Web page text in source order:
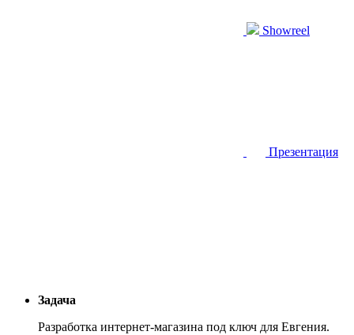
Showreel
Презентация
Задача
Разработка интернет-магазина под ключ для Евгения.